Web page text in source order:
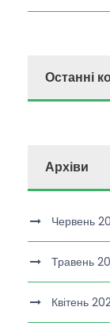
Останні
Архіви
Червень
Травень
Квітень